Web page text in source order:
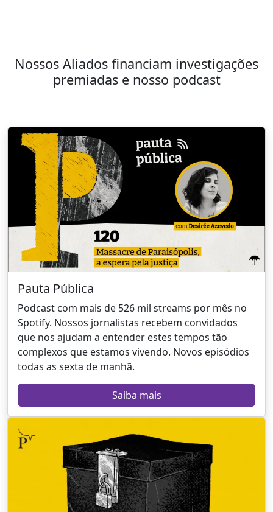
Nossos Aliados financiam investigações
premiadas e nosso podcast
Pauta Pública
Podcast com mais de 526 mil streams por mês no
Spotify. Nossos jornalistas recebem convidados
que nos ajudam a entender estes tempos tão
complexos que estamos vivendo. Novos episódios
todas as sexta de manhã.
Saiba mais